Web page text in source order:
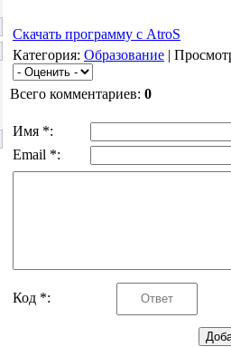
Скачать программу с AtroS
Категория: Образование |
Всего комментариев: 0
Имя *:
Email *:
Код *: